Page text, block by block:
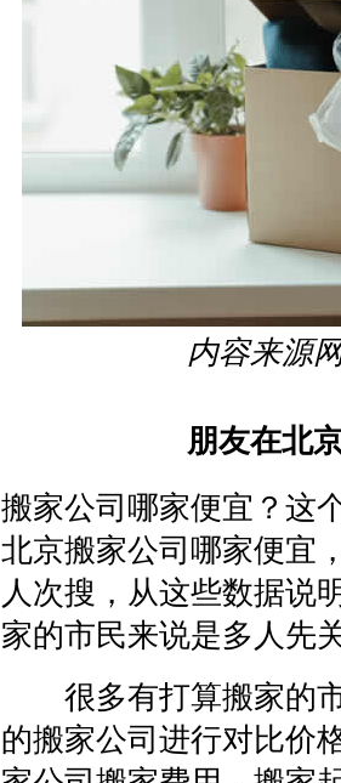
内容来源
朋友在北
搬家公司哪家便宜？这
北京搬家公司哪家便宜
人次搜，从这些数据说
家的市民来说是多人先
很多有打算搬家的市
的搬家公司进行对比价